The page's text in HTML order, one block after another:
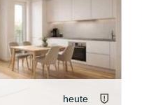
heute